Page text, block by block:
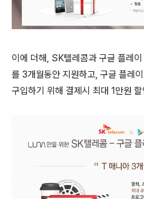
이에 더해, SK텔레콤과 구글 플레
를 3개월동안 지원하고, 구글 플레
구입하기 위해 결제시 최대 1만원